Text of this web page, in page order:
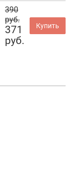
390
руб.
371
руб.
Купить